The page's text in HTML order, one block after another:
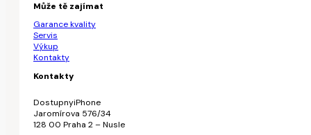
Může tě zajímat
Garance kvality
Servis
Výkup
Kontakty
Kontakty
DostupnyiPhone
Jaromírova 576/34
128 00 Praha 2 – Nusle